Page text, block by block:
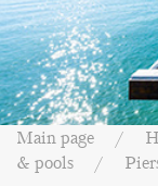
Main page
& pools